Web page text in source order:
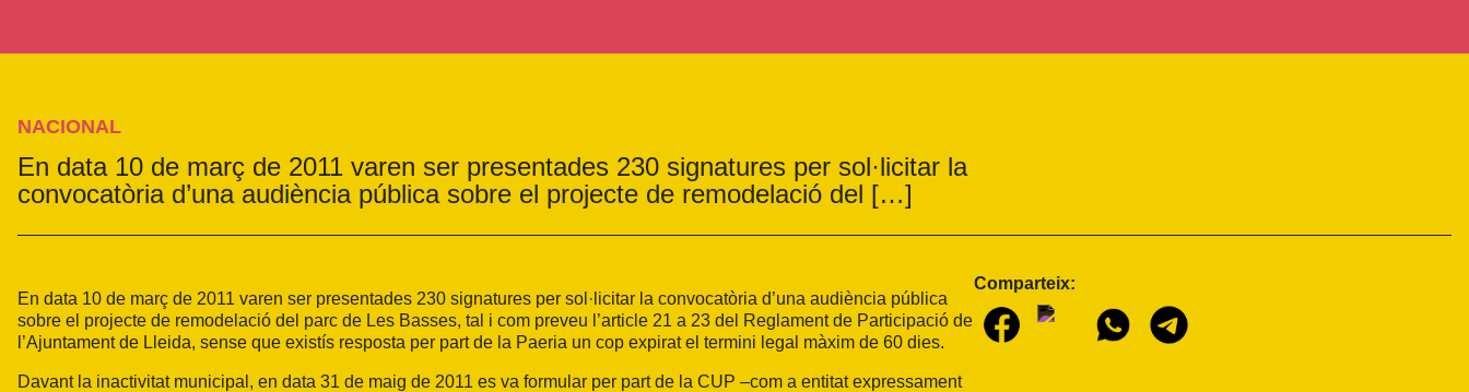
NACIONAL
En data 10 de març de 2011 varen ser presentades 230 signatures per sol·licitar la
convocatòria d’una audiència pública sobre el projecte de remodelació del […]
En data 10 de març de 2011 varen ser presentades 230 signatures per sol·licitar la convocatòria d’una audiència pública
sobre el projecte de remodelació del parc de Les Basses, tal i com preveu l’article 21 a 23 del Reglament de Participació de
l’Ajuntament de Lleida, sense que existís resposta per part de la Paeria un cop expirat el termini legal màxim de 60 dies.
Davant la inactivitat municipal, en data 31 de maig de 2011 es va formular per part de la CUP –com a entitat expressament
Comparteix: